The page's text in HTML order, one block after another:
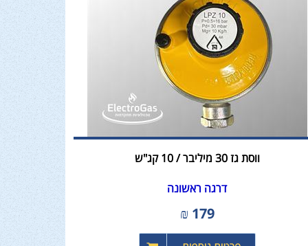
ווסת גז 30 מיליבר / 10 קג"ש
דרגה ראשונה
179
₪